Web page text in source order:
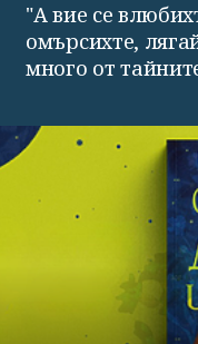
"А вие се
омърсихте,
много от